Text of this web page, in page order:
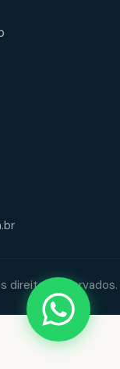
direitos reservados.